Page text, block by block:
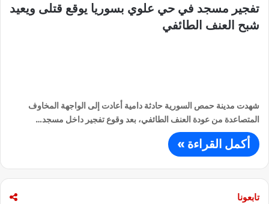
تفجير مسجد في حي علوي بسوريا يوقع قتلى ويعيد
شبح العنف الطائفي
شهدت مدينة حمص السورية حادثة دامية أعادت إلى الواجهة المخاوف
المتصاعدة من عودة العنف الطائفي، بعد وقوع تفجير داخل مسجد…
أكمل القراءة »
تابعونا